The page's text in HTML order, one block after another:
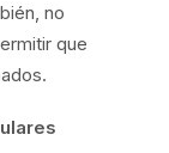
no
que